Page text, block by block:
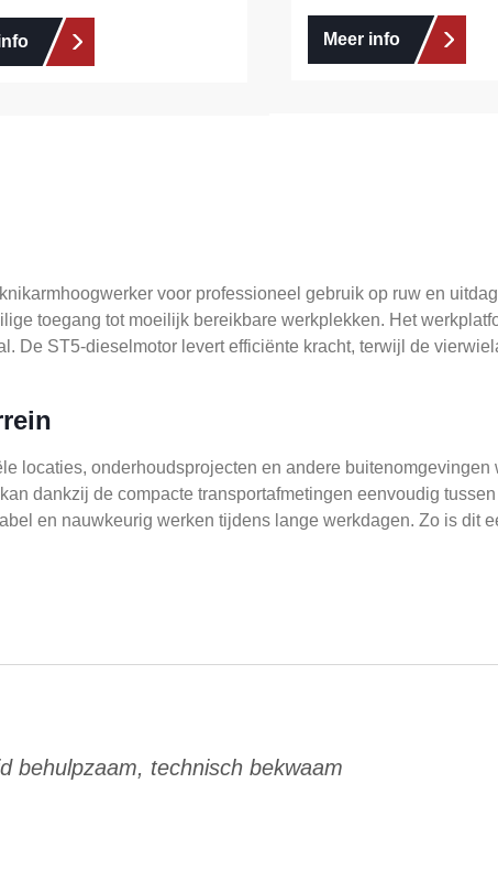
Meer info
voor professioneel gebruik op ruw en
toegang tot moeilijk bereikbare werkplekken. Het
De ST5-dieselmotor levert efficiënte kracht, terwijl de
locaties, onderhoudsprojecten en andere
dankzij de compacte transportafmetingen eenvoudig
en nauwkeurig werken tijdens lange werkdagen. Zo is dit
behulpzaam, technisch bekwaam